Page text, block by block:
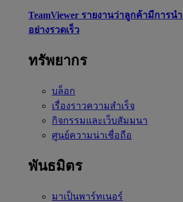
TeamViewer รายงานว่าลูกค้ามีการน
อย่างรวดเร็ว
ทรัพยากร
บล็อก
เรื่องราวความสำเร็จ
กิจกรรมและเว็บสัมมนา
ศูนย์ความน่าเชื่อถือ
พันธมิตร
มาเป็นพาร์ทเนอร์